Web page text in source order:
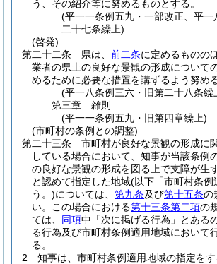
う、その紹介等に努めるものとする。
(平一一条例五九・一部改正、平一
二十七条繰上)
(啓発)
第二十二条
県は、 前二条に定めるものの
業者の県土の良好な景観の形成について
めるために必要な措置を講ずるよう努め
(平一八条例三六・旧第二十八条繰
第三章
雑則
(平一一条例五九・旧第四章繰上)
(市町村の条例との調整)
第二十三条
市町村が良好な景観の形成に
している場合において、知事が当該条例
の良好な景観の形成を図る上で支障が生
と認めて指定した地域(以下「市町村条例
う。)については、 第九条及び第十五条の
い。
この場合における第十三条第二項の
ては、 同項中「次に掲げる行為」とある
る行為及び市町村条例適用地域において
る。
2
知事は、市町村条例適用地域の指定を